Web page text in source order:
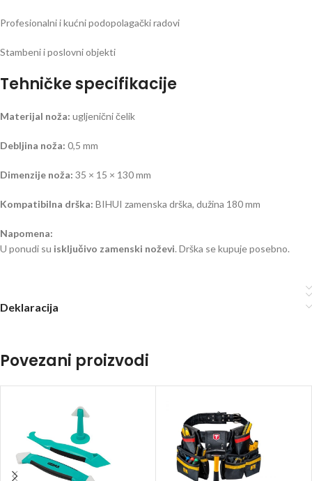
Profesionalni i kućni podopolagački radovi
Stambeni i poslovni objekti
Tehničke specifikacije
Materijal noža: ugljenični čelik
Debljina noža: 0,5 mm
Dimenzije noža: 35 × 15 × 130 mm
Kompatibilna drška: BIHUI zamenska drška, dužina 180 mm
Napomena:
U ponudi su isključivo zamenski noževi. Drška se kupuje posebno.
Deklaracija
Povezani proizvodi